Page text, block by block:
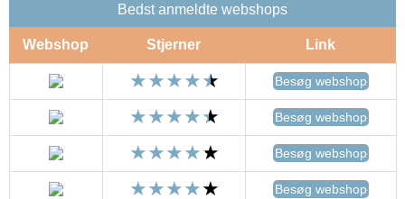
Bedst anmeldte webshops
Webshop Stjerner Link
Besøg webshop
Besøg webshop
Besøg webshop
Besøg webshop